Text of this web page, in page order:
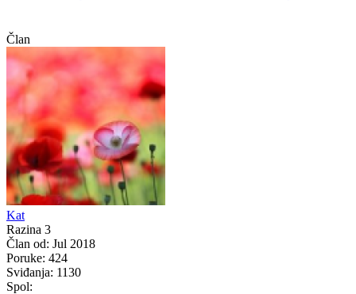
Član
Kat
Razina 3
Član od: Jul 2018
Poruke: 424
Sviđanja: 1130
Spol: